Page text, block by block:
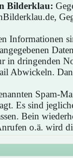
Bilderklau:
Informationen
in dringenden
Abwickeln.
Spam-
Es sind
Bein
o.ä. wird